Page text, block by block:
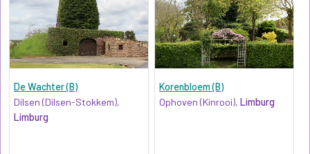
De Wachter (B)
Dilsen (Dilsen-Stokkem),
Limburg
Korenbloem (B)
Ophoven (Kinrooi),Limburg